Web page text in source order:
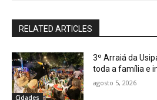
RELATED ARTICLES
Cidades
3º Arraiá da
toda a família e
agosto 5, 2026